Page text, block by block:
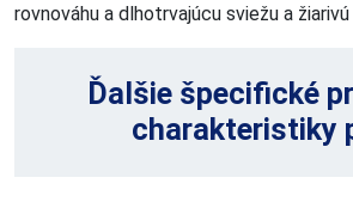
rovnováhu a dlhotrvajúcu sviežu a
Ďalšie špecifické
charakteristiky